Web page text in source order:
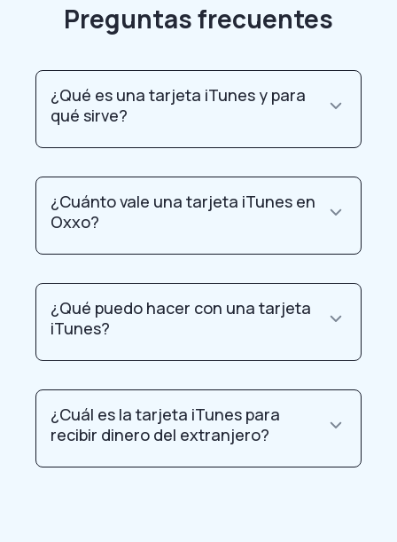
Preguntas frecuentes
¿Qué es una tarjeta iTunes y para
qué sirve?
¿Cuánto vale una tarjeta iTunes en
Oxxo?
¿Qué puedo hacer con una tarjeta
iTunes?
¿Cuál es la tarjeta iTunes para
recibir dinero del extranjero?